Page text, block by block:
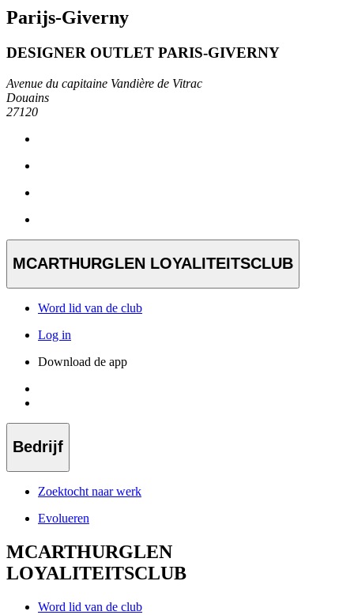
Parijs-Giverny
DESIGNER OUTLET PARIS-GIVERNY
Avenue du capitaine Vandière de Vitrac
Douains
27120
MCARTHURGLEN LOYALITEITSCLUB
Word lid van de club
Log in
Download de app
Bedrijf
Zoektocht naar werk
Evolueren
MCARTHURGLEN
LOYALITEITSCLUB
Word lid van de club